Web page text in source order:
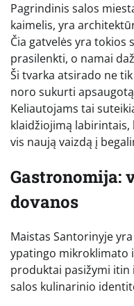
Pagrindinis salos
kaimelis, yra
Čia gatvelės yra tokios
prasilenkti, o namai
Ši tvarka atsirado ne
noro sukurti
Keliautojams tai
klaidžiojimą labirintais,
vis naują vaizdą į
Gastronomija:
dovanos
Maistas Santorinyje
ypatingo mikroklimato
produktai pasižymi itin
salos kulinarinio